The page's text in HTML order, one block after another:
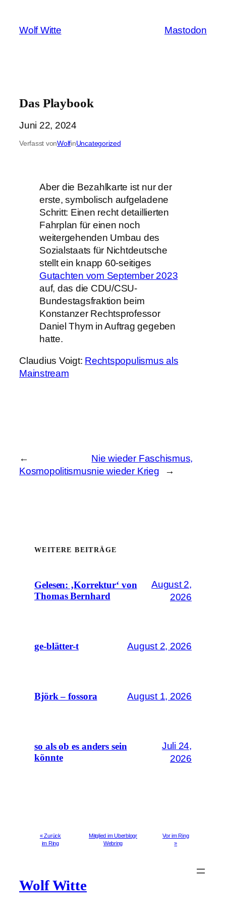
springen
Wolf Witte Mastodon
Das Playbook
Juni 22, 2024
Verfasst vonWolfinUncategorized
Aber die Bezahlkarte ist nur der
erste, symbolisch aufgeladene
Schritt: Einen recht detaillierten
Fahrplan für einen noch
weitergehenden Umbau des
Sozialstaats für Nichtdeutsche
stellt ein knapp 60-seitiges
Gutachten vom September 2023
auf, das die CDU/CSU-
Bundestagsfraktion beim
Konstanzer Rechtsprofessor
Daniel Thym in Auftrag gegeben
hatte.
Claudius Voigt: Rechtspopulismus als
Mainstream
←
Kosmopolitismus
Nie wieder Faschismus,
nie wieder Krieg
→
WEITERE BEITRÄGE
Gelesen: ‚Korrektur‘ von
Thomas Bernhard
August 2,
2026
ge-blätter-t August 2, 2026
Björk – fossora August 1, 2026
so als ob es anders sein
könnte
Juli 24,
2026
« Zurück
im Ring
Mitglied im Uberblogr
Webring
Vor im Ring
»
Wolf Witte